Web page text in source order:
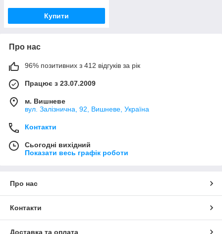
Купити
Про нас
96% позитивних з 412 відгуків за рік
Працює з 23.07.2009
м. Вишневе
вул. Залізнична, 92, Вишневе, Україна
Контакти
Сьогодні вихідний
Показати весь графік роботи
Про нас
Контакти
Доставка та оплата